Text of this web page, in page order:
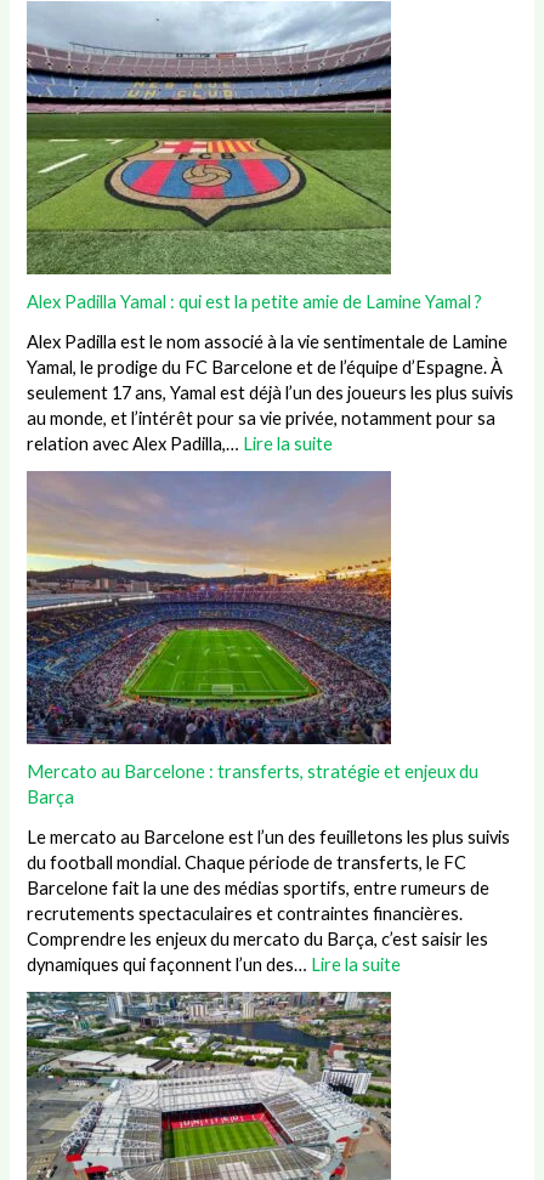
Alex Padilla Yamal : qui est la petite amie de Lamine Yamal ?
Alex Padilla est le nom associé à la vie sentimentale de Lamine
Yamal, le prodige du FC Barcelone et de l’équipe d’Espagne. À
seulement 17 ans, Yamal est déjà l’un des joueurs les plus suivis
au monde, et l’intérêt pour sa vie privée, notamment pour sa
relation avec Alex Padilla,… Lire la suite
Mercato au Barcelone : transferts, stratégie et enjeux du
Barça
Le mercato au Barcelone est l’un des feuilletons les plus suivis
du football mondial. Chaque période de transferts, le FC
Barcelone fait la une des médias sportifs, entre rumeurs de
recrutements spectaculaires et contraintes financières.
Comprendre les enjeux du mercato du Barça, c’est saisir les
dynamiques qui façonnent l’un des… Lire la suite